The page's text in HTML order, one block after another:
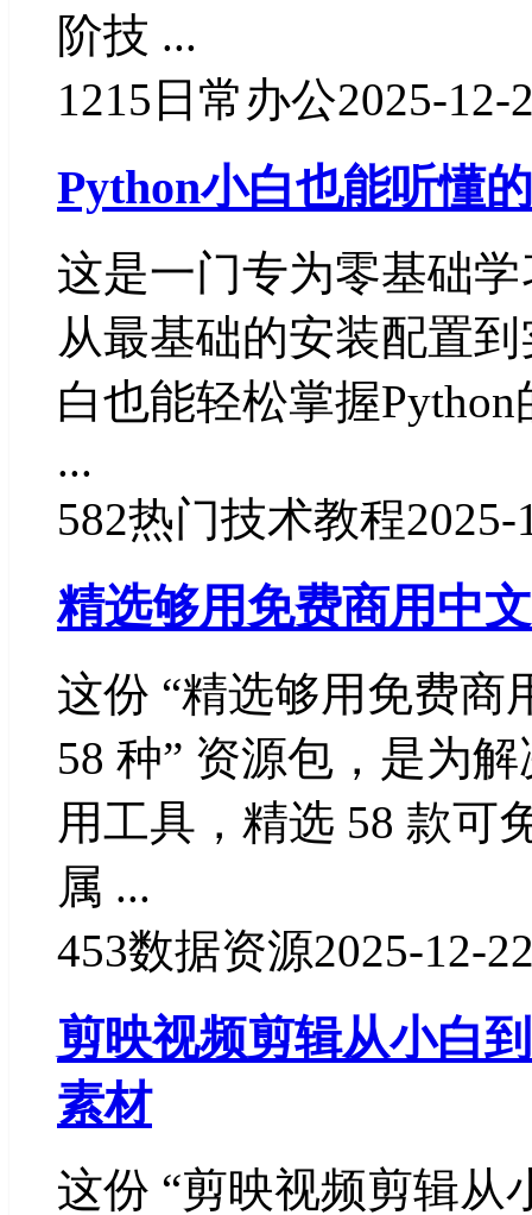
阶技 ...
1215 日常办公2025-12-
Python小白也能听懂
这是一门专为零基础
从最基础的安装配置
白也能轻松掌握
...
582热门技术教程2025-
精选够用免费商用中
这份 “精选够用免费商
58 种” 资源包，是为
用工具，精选 58 款可
属 ...
453数据资源2025-12-
剪映视频剪辑从小白
素材
这份 “剪映视频剪辑